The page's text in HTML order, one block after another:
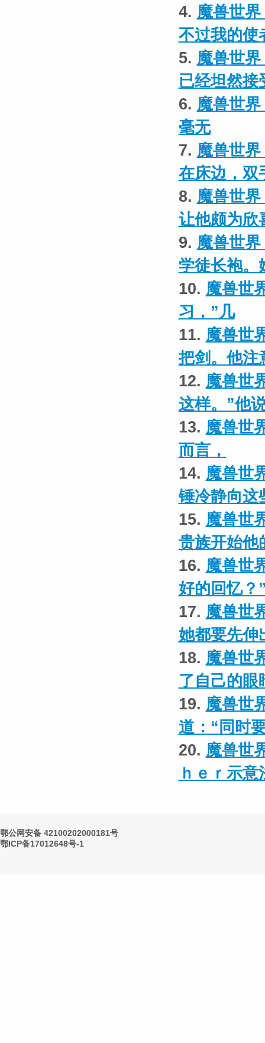
4. 魔兽世
不过我的使
5. 魔兽世
已经坦然接
6. 魔兽世
毫无
7. 魔兽世
在床边，双
8. 魔兽世
让他颇为欣
9. 魔兽世
学徒长袍。
10. 魔兽世
习，”几
11. 魔兽世
把剑。他注
12. 魔兽世
这样。”他
13. 魔兽世
而言，
14. 魔兽世
锤冷静向这
15. 魔兽世
贵族开始他
16. 魔兽世
好的回忆？
17. 魔兽世
她都要先伸
18. 魔兽世
了自己的眼
19. 魔兽世
道：“同时
20. 魔兽世
ｈｅｒ示意
鄂公网安备 42100202000181号
鄂ICP备17012648号-1